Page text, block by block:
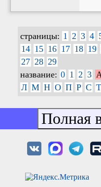
страницы: 1 2 3 4
14 15 16 17 18 19
27 28 29
название: 0 1 2 3 А
Л М Н О П Р С Т